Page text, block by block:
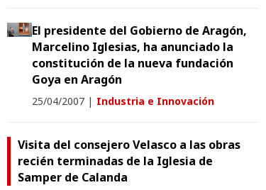
El presidente del Gobierno de Aragón,
Marcelino Iglesias, ha anunciado la
constitución de la nueva fundación
Goya en Aragón
25/04/2007 | Industria e Innovación
Visita del consejero Velasco a las obras
recién terminadas de la Iglesia de
Samper de Calanda